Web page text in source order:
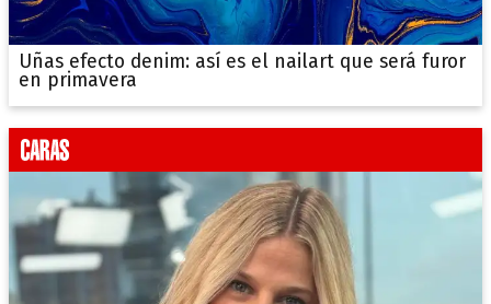
Uñas efecto denim: así es el nailart que será furor
en primavera